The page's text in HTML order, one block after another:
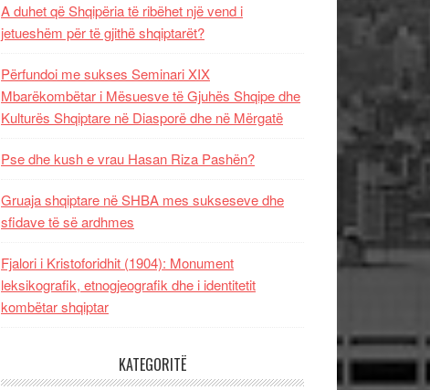
A duhet që Shqipëria të ribëhet një vend i
jetueshëm për të gjithë shqiptarët?
Përfundoi me sukses Seminari XIX
Mbarëkombëtar i Mësuesve të Gjuhës Shqipe dhe
Kulturës Shqiptare në Diasporë dhe në Mërgatë
Pse dhe kush e vrau Hasan Riza Pashën?
Gruaja shqiptare në SHBA mes sukseseve dhe
sfidave të së ardhmes
Fjalori i Kristoforidhit (1904): Monument
leksikografik, etnogjeografik dhe i identitetit
kombëtar shqiptar
KATEGORITË